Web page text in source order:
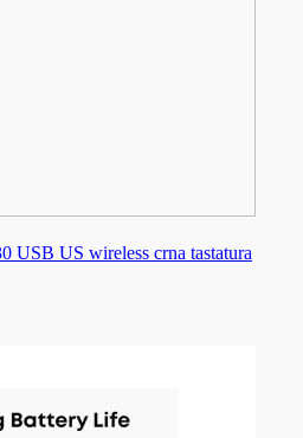
USB US wireless crna tastatura